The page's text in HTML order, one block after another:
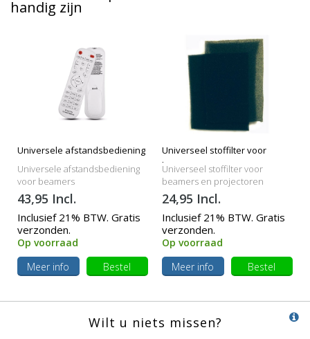
handig zijn
Universele afstandsbediening
Universele afstandsbediening
voor beamers
43,95 Incl.
Inclusief 21% BTW. Gratis
verzonden.
Op voorraad
Meer info
Bestel
Universeel stoffilter voor
beamers
Universeel stoffilter voor
beamers en projectoren
24,95 Incl.
Inclusief 21% BTW. Gratis
verzonden.
Op voorraad
Meer info
Bestel
Wilt u niets missen?